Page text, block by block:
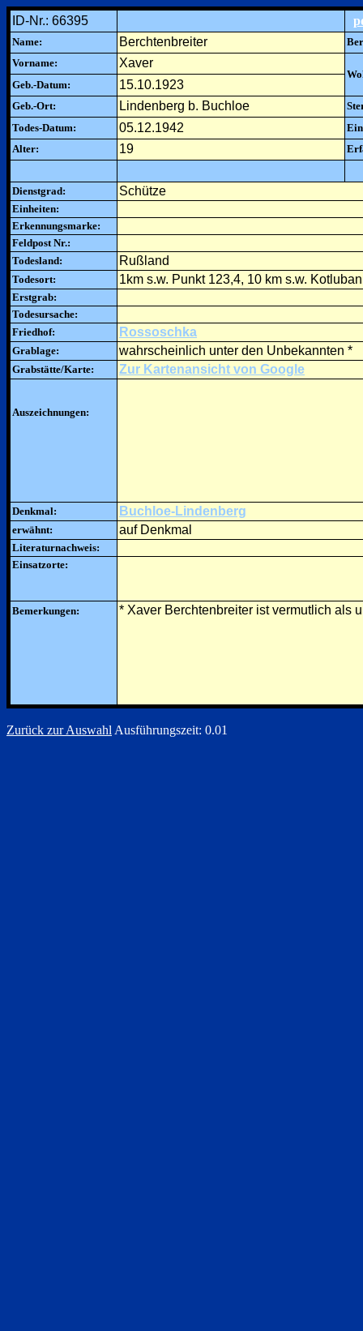
ID-Nr.: 66395
Name: Berchtenbreiter
Vorname:
Xaver
Geb.-Datum:
15.10.1923
Geb.-Ort: Lindenberg b. Buchloe
Todes-Datum:
05.12.1942
Alter:
19
Dienstgrad: Schütze
Einheiten:
Erkennungsmarke:
Feldpost Nr.:
Todesland:
Rußland
Todesort: 1km s.w. Punkt 123,4, 10 km s.w. Kotluban
Erstgrab:
Todesursache:
Friedhof:
Rossoschka
Grablage: wahrscheinlich unter den Unbekannten *
Grabstätte/Karte: Zur Kartenansicht von Google
Auszeichnungen:
Denkmal: Buchloe-Lindenberg
erwähnt: auf Denkmal
Literaturnachweis:
Einsatzorte:
Bemerkungen: * Xaver Berchtenbreiter ist vermutlich als
Zurück zur Auswahl Ausführungszeit: 0.01